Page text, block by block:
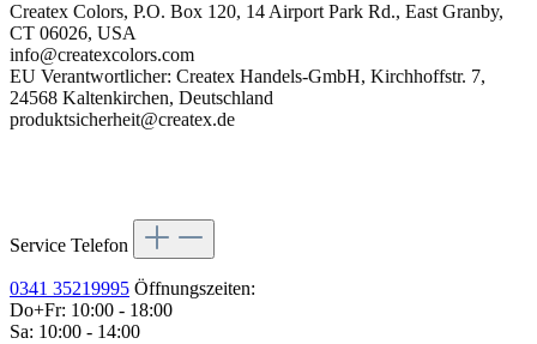
Createx Colors, P.O. Box 120, 14 Airport Park Rd., East Granby,
CT 06026, USA
info@createxcolors.com
EU Verantwortlicher: Createx Handels-GmbH, Kirchhoffstr. 7,
24568 Kaltenkirchen, Deutschland
produktsicherheit@createx.de
Service Telefon
0341 35219995 Öffnungszeiten:
Do+Fr: 10:00 - 18:00
Sa: 10:00 - 14:00